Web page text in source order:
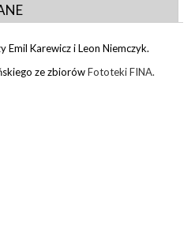
Emil Karewicz i Leon Niemczyk.
ze zbiorówFototeki FINA.